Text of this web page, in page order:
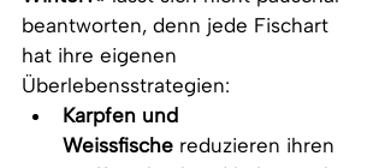
beantworten, denn jede Fischart
hat ihre eigenen
Überlebensstrategien:
Karpfen und
Weissfische reduzieren ihren